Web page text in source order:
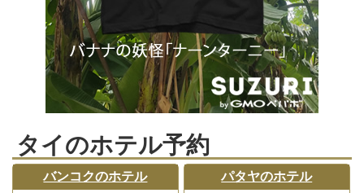
タイのホテル予約
バンコクのホテル パタヤのホテル